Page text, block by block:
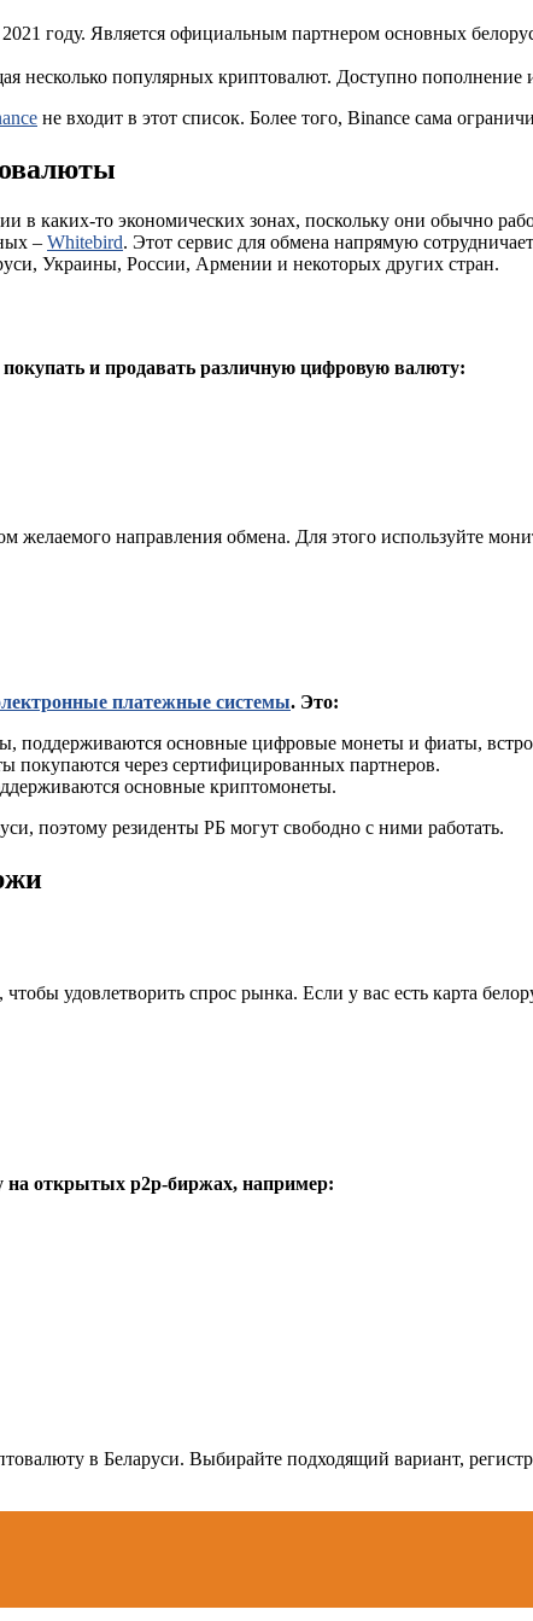
году. Является официальным партнером основных
несколько популярных криптовалют. Доступно
не входит в этот список. Более того, Binance сама
в каких-то экономических зонах, поскольку они обычно
– Whitebird. Этот сервис для обмена напрямую
Украины, России, Армении и некоторых других стран.
и продавать различную цифровую валюту:
направления обмена. Для этого используйте
платежные системы. Это:
поддерживаются основные цифровые монеты и фиаты,
покупаются через сертифицированных партнеров.
основные криптомонеты.
поэтому резиденты РБ могут свободно с ними работать.
удовлетворить спрос рынка. Если у вас есть карта
на открытых p2p-биржах, например:
в Беларуси. Выбирайте подходящий вариант,